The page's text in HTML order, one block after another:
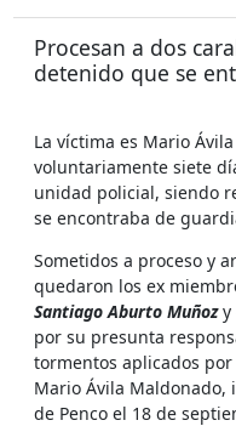
Procesan a dos
detenido que se
La víctima es Mario
voluntariamente siete
unidad policial, siendo
se encontraba de
Sometidos a proceso y
quedaron los ex
Santiago Aburto Muñozy
por su presunta
tormentos aplicados
Mario Ávila
de Penco el 18 de